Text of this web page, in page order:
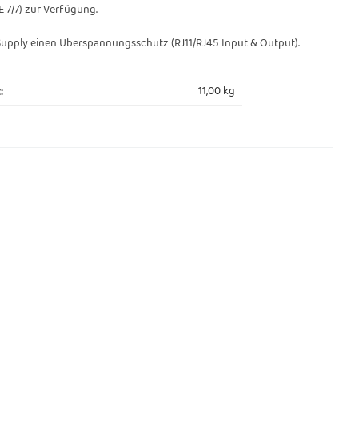
7/7) zur Verfügung.
einen Überspannungsschutz (RJ11/RJ45 Input & Output).
11,00kg